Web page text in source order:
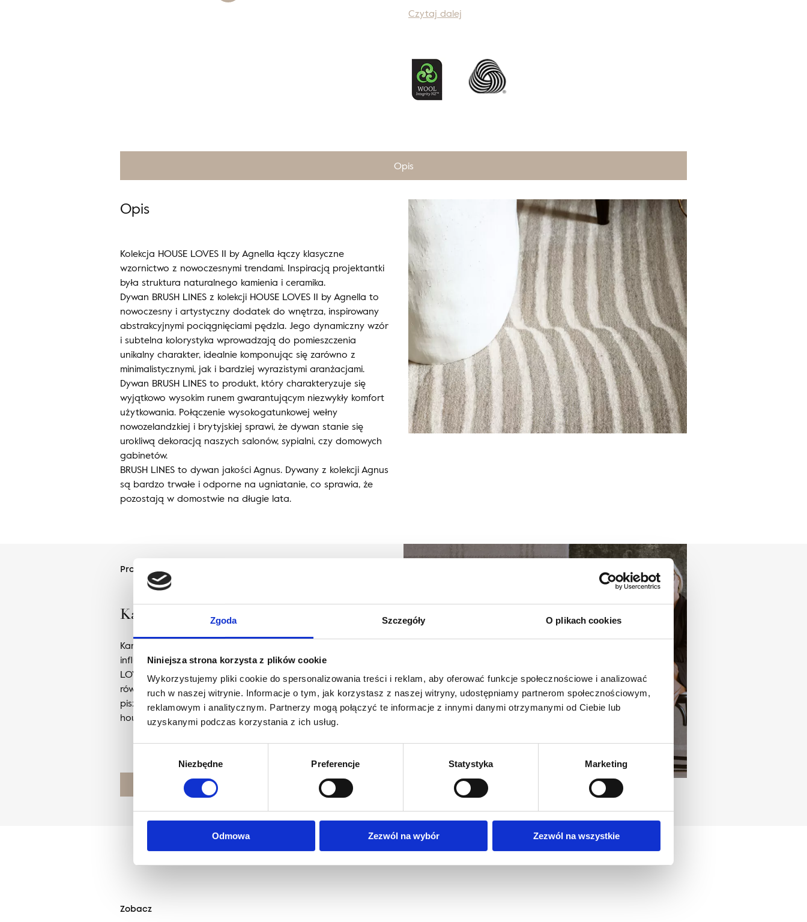
Zgoda Szczegóły O plikach cookies
Niniejsza strona korzysta z plików cookie
Wykorzystujemy pliki cookie do spersonalizowania treści i reklam, aby oferować funkcje społecznościowe i analizować
ruch w naszej witrynie. Informacje o tym, jak korzystasz z naszej witryny, udostępniamy partnerom społecznościowym,
reklamowym i analitycznym. Partnerzy mogą połączyć te informacje z innymi danymi otrzymanymi od Ciebie lub
uzyskanymi podczas korzystania z ich usług.
Niezbędne Preferencje Statystyka Marketing
Odmowa Zezwól na wybór Zezwól na wszystkie
Czytaj dalej
Opis
Opis
Kolekcja HOUSE LOVES II by Agnella łączy klasyczne
wzornictwo z nowoczesnymi trendami. Inspiracją projektantki
była struktura naturalnego kamienia i ceramika.
Dywan BRUSH LINES z kolekcji HOUSE LOVES II by Agnella to
nowoczesny i artystyczny dodatek do wnętrza, inspirowany
abstrakcyjnymi pociągnięciami pędzla. Jego dynamiczny wzór
i subtelna kolorystyka wprowadzają do pomieszczenia
unikalny charakter, idealnie komponując się zarówno z
minimalistycznymi, jak i bardziej wyrazistymi aranżacjami.
Dywan BRUSH LINES to produkt, który charakteryzuje się
wyjątkowo wysokim runem gwarantującym niezwykły komfort
użytkowania. Połączenie wysokogatunkowej wełny
nowozelandzkiej i brytyjskiej sprawi, że dywan stanie się
urokliwą dekoracją naszych salonów, sypialni, czy domowych
gabinetów.
BRUSH LINES to dywan jakości Agnus. Dywany z kolekcji Agnus
są bardzo trwałe i odporne na ugniatanie, co sprawia, że
pozostają w domostwie na długie lata.
Projektant
Karolina Zagrodzka
Karolina Zagrodzka – projektantka wnętrz, blogerka oraz
influencerka. Prowadzi studio projektowania wnętrz HOUSE
LOVES, szkolenia dla początkujących projektantów, tworzy
również własne produkty do urządzania wnętrz oraz od lat
pisze jeden z największych blogów wnętrzarskich w Polsce:
houseloves.com.
POZNAJ PROJEKTANTA
Zobacz